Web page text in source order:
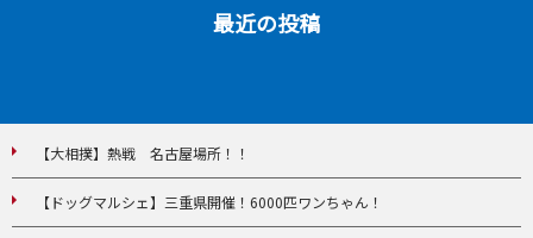
最近の投稿
【大相撲】熱戦 名古屋場所！！
【ドッグマルシェ】三重県開催！6000匹ワンちゃん！